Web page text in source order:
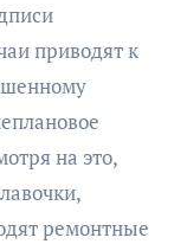
приводят к
на это,
ремонтные